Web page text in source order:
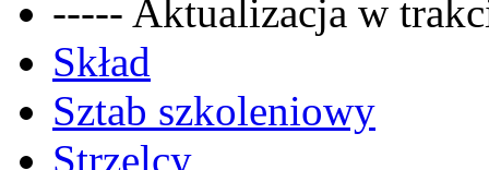
----- Aktualizacja w
Skład
Sztab szkoleniowy
Strzelcy